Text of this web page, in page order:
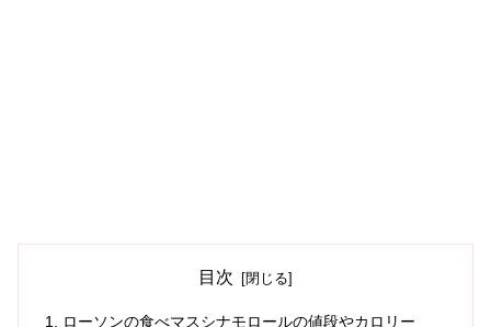
目次
ローソンの食べマスシナモロールの値段やカロリー